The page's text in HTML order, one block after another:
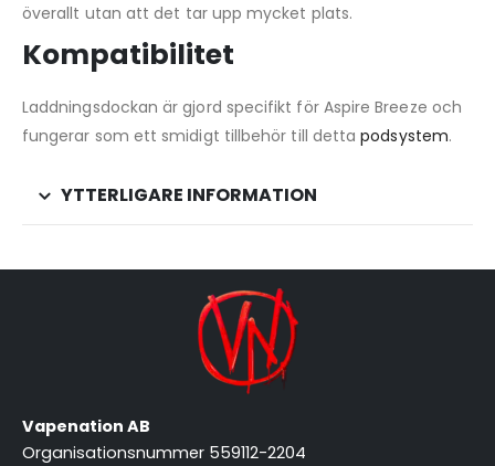
överallt utan att det tar upp mycket plats.
Kompatibilitet
Laddningsdockan är gjord specifikt för Aspire Breeze och
fungerar som ett smidigt tillbehör till dettapodsystem.
YTTERLIGARE INFORMATION
Vapenation AB
Organisationsnummer 559112-2204